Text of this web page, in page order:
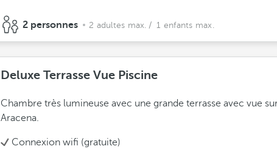
2 personnes 2 adultes max. / 1 enfants max.
Deluxe Terrasse Vue Piscine
Chambre très lumineuse avec une grande terrasse avec vue
Aracena.
Connexion wifi (gratuite)